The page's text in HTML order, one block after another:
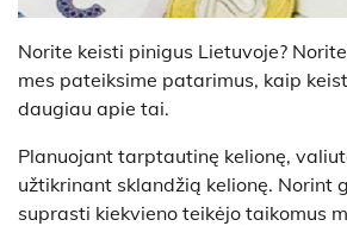
Norite keisti pinigus Lietuvoje?
mes pateiksime patarimus, kaip
daugiau apie tai.
Planuojant tarptautinę kelionę,
užtikrinant sklandžią kelionę. Norint
suprasti kiekvieno teikėjo taikomus